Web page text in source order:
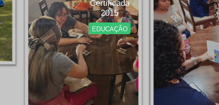
Certificada
2015
EDUCAÇÃO